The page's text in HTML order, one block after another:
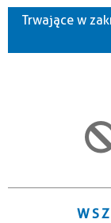
Szukana fraza
Trwające w
Trwające w